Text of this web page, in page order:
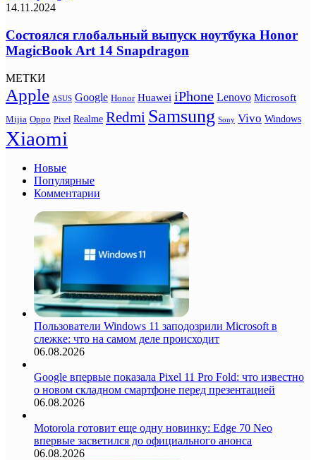
14.11.2024
Состоялся глобальный выпуск ноутбука Honor
MagicBook Art 14 Snapdragon
МЕТКИ
Apple ASUS Google Honor Huawei iPhone Lenovo Microsoft
Mijia Oppo Pixel Realme Redmi Samsung Sony Vivo Windows
Xiaomi
Новые
Популярные
Комментарии
Пользователи Windows 11 заподозрили Microsoft в
слежке: что на самом деле происходит
06.08.2026
Google впервые показала Pixel 11 Pro Fold: что известно
о новом складном смартфоне перед презентацией
06.08.2026
Motorola готовит еще одну новинку: Edge 70 Neo
впервые засветился до официального анонса
06.08.2026